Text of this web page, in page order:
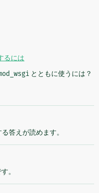
るには
とともに使うには？
答えが読めます。
。